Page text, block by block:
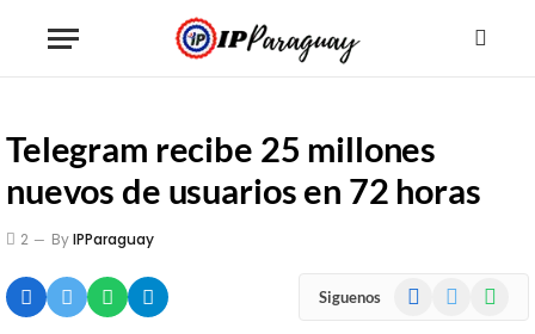
Telegram recibe 25 millones
nuevos de usuarios en 72 horas
2 ByIPParaguay
Siguenos Facebook